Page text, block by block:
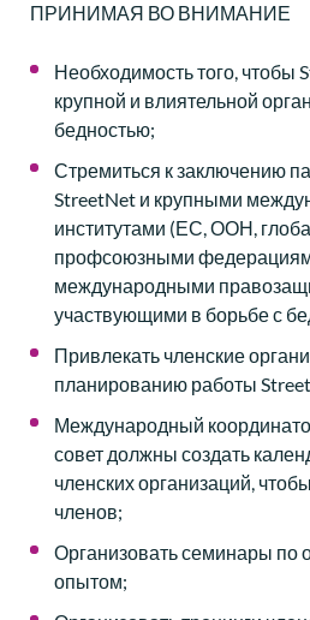
ПРИНИМАЯ ВО ВНИМАНИЕ
Необходимость того, чтобы
крупной и влиятельной
бедностью;
Стремиться к заключению
StreetNet и крупными
институтами (ЕС, ООН,
профсоюзными
международными
участвующими в борьбе с
Привлекать членские
планированию работы
Международный
совет должны создать
членских организаций,
членов;
Организовать семинары по
опытом;